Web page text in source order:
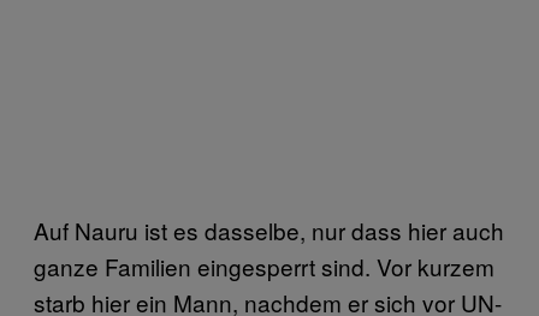
Auf Nauru ist es dasselbe, nur dass hier auch
ganze Familien eingesperrt sind. Vor kurzem
starb hier ein Mann, nachdem er sich vor UN-